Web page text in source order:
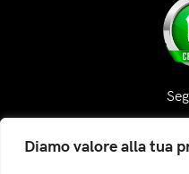
Diamo valore alla tua